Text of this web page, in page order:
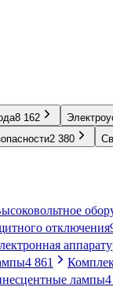
8 162
2 380
отключения
4 861
лампы